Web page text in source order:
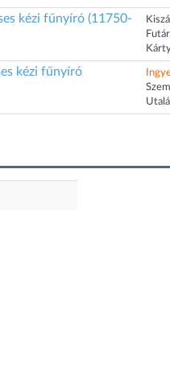
kézi fűnyíró (11750-
kézi fűnyíró